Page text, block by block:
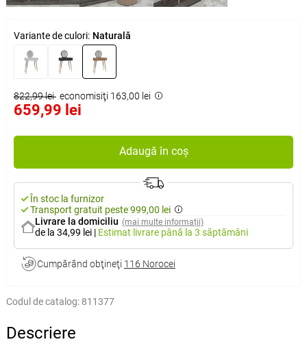
Variante de culori: Naturală
822,99 lei economisiţi 163,00 lei
659,99 lei
Adaugă în coș
În stoc la furnizor
Transport gratuit peste 999,00 lei
Livrare la domiciliu (mai multe informații)
de la 34,99 lei | Estimat livrare până la 3 săptămâni
Cumpărând obţineţi 116 Norocei
Codul de catalog: 811377
Descriere